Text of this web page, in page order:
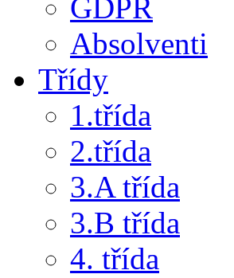
GDPR
Absolventi
Třídy
1.třída
2.třída
3.A třída
3.B třída
4. třída